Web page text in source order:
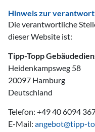
Hinweis zur
Die verantwortliche
dieser Website ist:
Tipp-Topp
Heidenkampsweg 58
20097 Hamburg
Deutschland
Telefon: +49 40 6094
E-Mail: angebot@tipp-